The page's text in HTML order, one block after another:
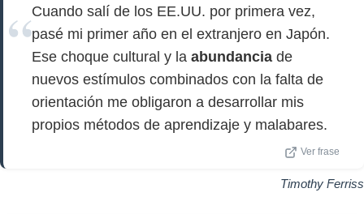
Cuando salí de los EE.UU. por primera vez,
pasé mi primer año en el extranjero en Japón.
Ese choque cultural y la abundancia de
nuevos estímulos combinados con la falta de
orientación me obligaron a desarrollar mis
propios métodos de aprendizaje y malabares.
Ver frase
Timothy Ferriss